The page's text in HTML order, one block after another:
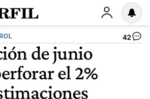
42
de junio
el 2%